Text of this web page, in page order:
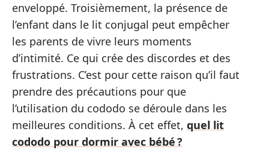
enveloppé. Troisièmement, la présence de
l’enfant dans le lit conjugal peut empêcher
les parents de vivre leurs moments
d’intimité. Ce qui crée des discordes et des
frustrations. C’est pour cette raison qu’il faut
prendre des précautions pour que
l’utilisation du cododo se déroule dans les
meilleures conditions. À cet effet, quel lit
cododo pour dormir avec bébé ?